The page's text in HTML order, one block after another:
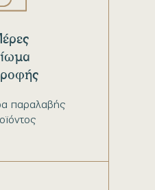
παραλαβής